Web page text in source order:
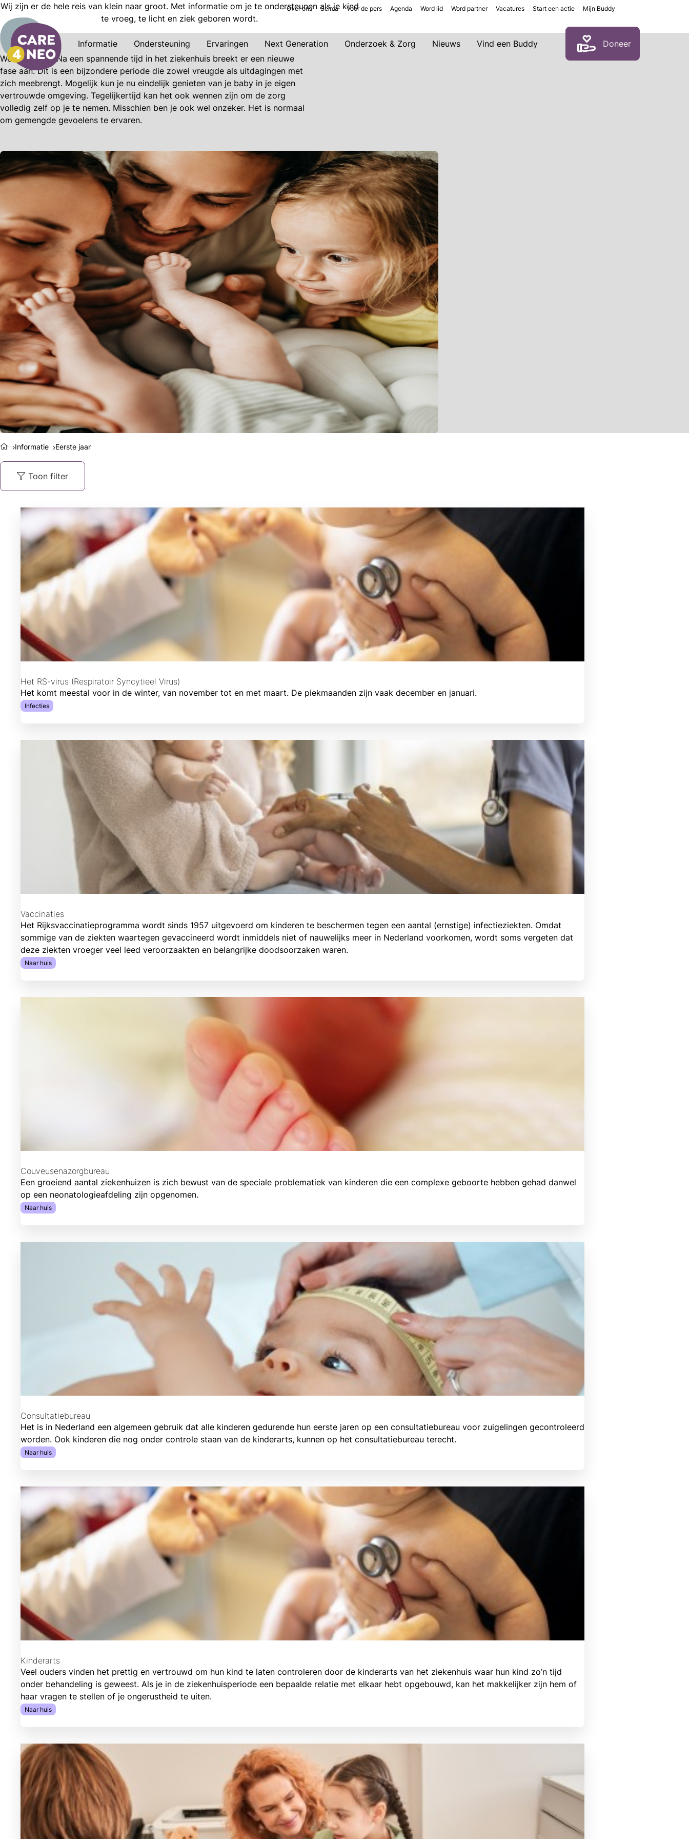
Informatie Ondersteuning Ervaringen Next Generation Onderzoek & Zorg Nieuws Vind een Buddy Doneer
Over ons Selma Voor de pers Agenda Word lid Word partner Vacatures Start een actie Mijn Buddy
Wij zijn er de hele reis van klein naar groot. Met informatie om je te ondersteunen als je kind
te vroeg, te licht en ziek geboren wordt.
Eerste jaar
Welkom thuis! Na een spannende tijd in het ziekenhuis breekt er een nieuwe
fase aan. Dit is een bijzondere periode die zowel vreugde als uitdagingen met
zich meebrengt. Mogelijk kun je nu eindelijk genieten van je baby in je eigen
vertrouwde omgeving. Tegelijkertijd kan het ook wennen zijn om de zorg
volledig zelf op je te nemen. Misschien ben je ook wel onzeker. Het is normaal
om gemengde gevoelens te ervaren.
Informatie Eerste jaar
Toon filter
Het RS-virus (Respiratoir Syncytieel Virus)
Het komt meestal voor in de winter, van november tot en met maart. De piekmaanden zijn vaak december en januari.
Infecties
Vaccinaties
Het Rijksvaccinatieprogramma wordt sinds 1957 uitgevoerd om kinderen te beschermen tegen een aantal (ernstige) infectieziekten. Omdat
sommige van de ziekten waartegen gevaccineerd wordt inmiddels niet of nauwelijks meer in Nederland voorkomen, wordt soms vergeten dat
deze ziekten vroeger veel leed veroorzaakten en belangrijke doodsoorzaken waren.
Naar huis
Couveusenazorgbureau
Een groeiend aantal ziekenhuizen is zich bewust van de speciale problematiek van kinderen die een complexe geboorte hebben gehad danwel
op een neonatologieafdeling zijn opgenomen.
Naar huis
Consultatiebureau
Het is in Nederland een algemeen gebruik dat alle kinderen gedurende hun eerste jaren op een consultatiebureau voor zuigelingen gecontroleerd
worden. Ook kinderen die nog onder controle staan van de kinderarts, kunnen op het consultatiebureau terecht.
Naar huis
Kinderarts
Veel ouders vinden het prettig en vertrouwd om hun kind te laten controleren door de kinderarts van het ziekenhuis waar hun kind zo’n tijd
onder behandeling is geweest. Als je in de ziekenhuisperiode een bepaalde relatie met elkaar hebt opgebouwd, kan het makkelijker zijn hem of
haar vragen te stellen of je ongerustheid te uiten.
Naar huis